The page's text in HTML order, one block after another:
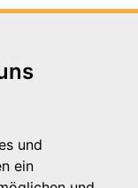
und
ein